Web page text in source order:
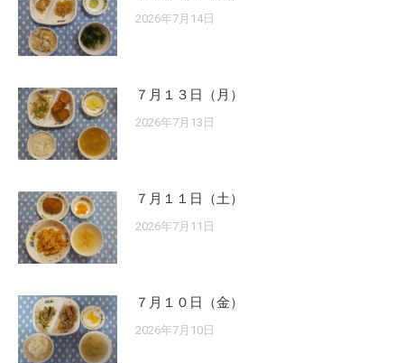
2026年7月14日
７月１３日（月）
2026年7月13日
７月１１日（土）
2026年7月11日
７月１０日（金）
2026年7月10日